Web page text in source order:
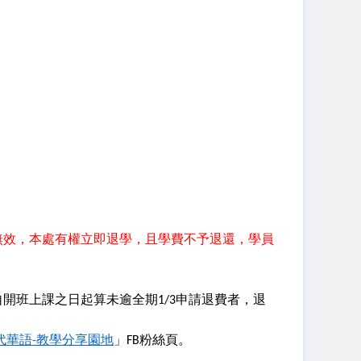
，本處有權立即退學，且學費不予退還，學員
班上課之日起算未逾全期1/3申請退費者，退
華語-教學分享園地 」 FB粉絲頁。